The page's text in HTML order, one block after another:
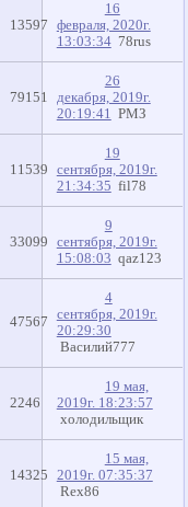
13597
16
февраля, 2020г.
13:03:34 78rus
79151
26
декабря, 2019г.
20:19:41 РМЗ
11539
19
сентября, 2019г.
21:34:35 fil78
33099
9
сентября, 2019г.
15:08:03 qaz123
47567
4
сентября, 2019г.
20:29:30
Василий777
2246
19 мая,
2019г. 18:23:57
холодильщик
14325
15 мая,
2019г. 07:35:37
Rex86